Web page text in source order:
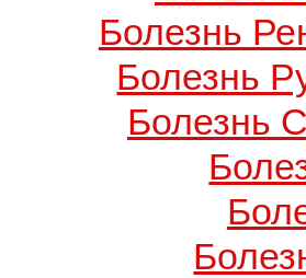
Болезнь
Болезнь
Болезнь